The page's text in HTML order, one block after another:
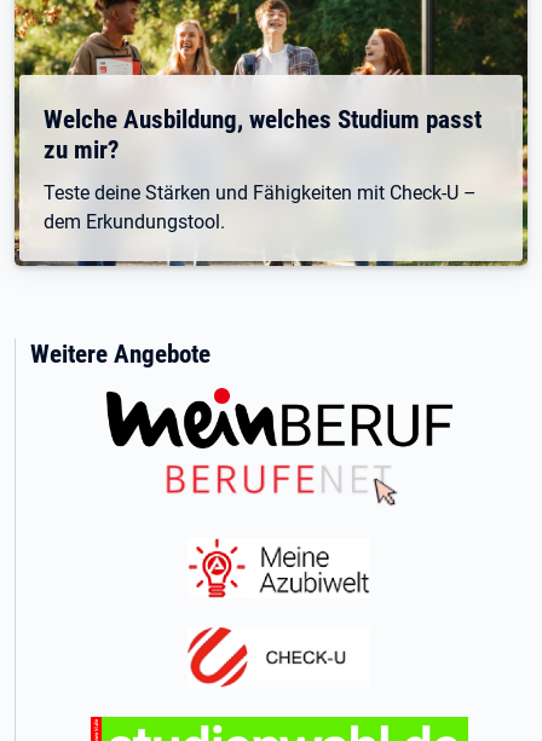
Welche Ausbildung, welches Studium passt
zu mir?
Teste deine Stärken und Fähigkeiten mit Check-U –
dem Erkundungstool.
Weitere Angebote